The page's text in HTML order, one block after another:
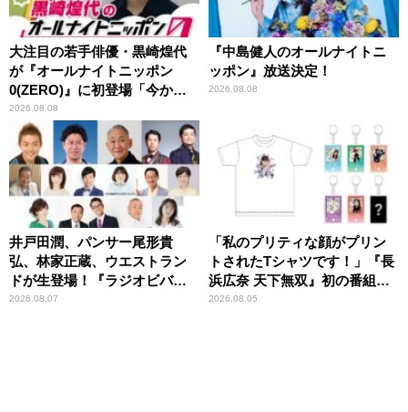
大注目の若手俳優・黒崎煌代
が『オールナイトニッポン
0(ZERO)』に初登場「今から
とてもワクワクしておりま
す！」
2026.08.08
『中島健人のオールナイトニ
ッポン』放送決定！
2026.08.08
井戸田潤、パンサー尾形貴
弘、林家正蔵、ウエストラン
ドが生登場！『ラジオビバリ
ー昼ズ』
2026.08.07
「私のプリティな顔がプリン
トされたTシャツです！」『長
浜広奈 天下無双』初の番組グ
ッズ発売
2026.08.05